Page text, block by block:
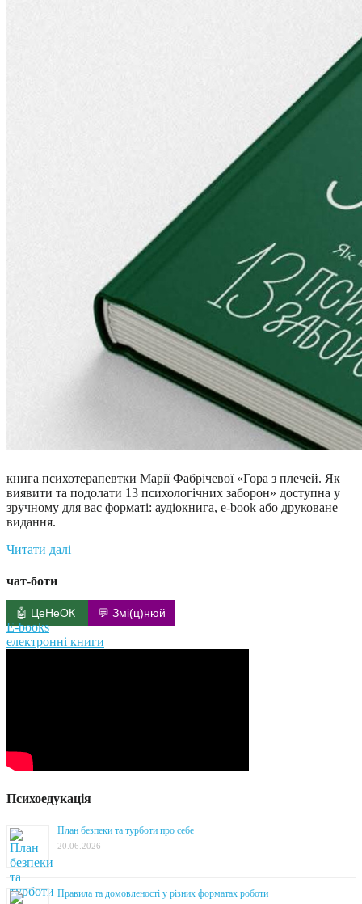
книга психотерапевтки Марії Фабрічевої «Гора з плечей. Як
виявити та подолати 13 психологічних заборон» доступна у
зручному для вас форматі: аудіокнига, e-book або друковане
видання.
Читати далі
чат-боти
🤖 ЦеНеОК 💬 Змі(ц)нюй
E-books
електронні книги
Психоедукація
План безпеки та турботи про себе
20.06.2026
Правила та домовленості у різних форматах роботи